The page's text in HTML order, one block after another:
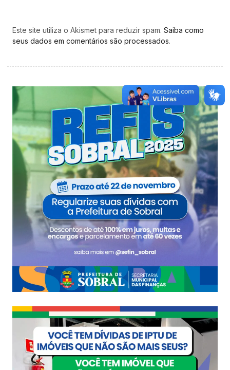
Este site utiliza o Akismet para reduzir spam. Saiba como
seus dados em comentários são processados.